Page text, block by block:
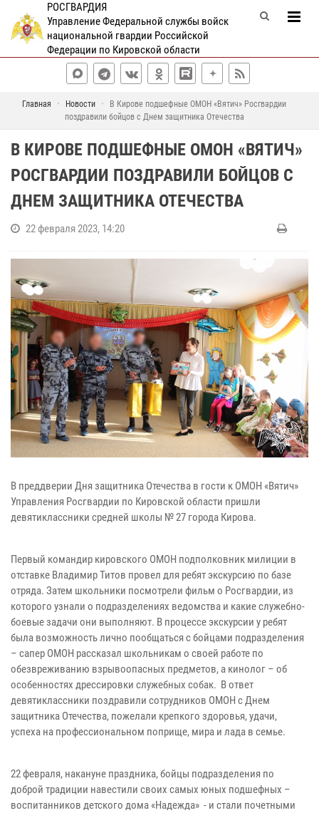
РОСГВАРДИЯ
Управление Федеральной службы войск
национальной гвардии Российской
Федерации по Кировской области
Главная Новости
В Кирове подшефные ОМОН «Вятич» Росгвардии
поздравили бойцов с Днем защитника Отечества
В КИРОВЕ ПОДШЕФНЫЕ ОМОН «ВЯТИЧ»
РОСГВАРДИИ ПОЗДРАВИЛИ БОЙЦОВ С
ДНЕМ ЗАЩИТНИКА ОТЕЧЕСТВА
22 февраля 2023, 14:20
В преддверии Дня защитника Отечества в гости к ОМОН «Вятич»
Управления Росгвардии по Кировской области пришли
девятиклассники средней школы № 27 города Кирова.
Первый командир кировского ОМОН подполковник милиции в
отставке Владимир Титов провел для ребят экскурсию по базе
отряда. Затем школьники посмотрели фильм о Росгвардии, из
которого узнали о подразделениях ведомства и какие служебно-
боевые задачи они выполняют. В процессе экскурсии у ребят
была возможность лично пообщаться с бойцами подразделения
– сапер ОМОН рассказал школьникам о своей работе по
обезвреживанию взрывоопасных предметов, а кинолог – об
особенностях дрессировки служебных собак. В ответ
девятиклассники поздравили сотрудников ОМОН с Днем
защитника Отечества, пожелали крепкого здоровья, удачи,
успеха на профессиональном поприще, мира и лада в семье.
22 февраля, накануне праздника, бойцы подразделения по
доброй традиции навестили своих самых юных подшефных –
воспитанников детского дома «Надежда» - и стали почетными